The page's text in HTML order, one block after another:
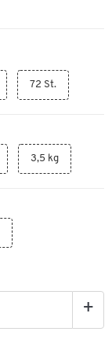
72 St.
3,5 kg
+